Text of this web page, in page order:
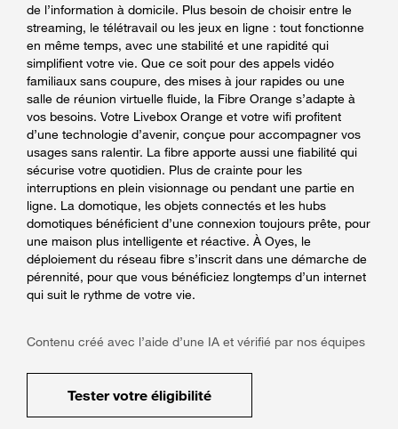
de l’information à domicile. Plus besoin de choisir entre le
streaming, le télétravail ou les jeux en ligne : tout fonctionne
en même temps, avec une stabilité et une rapidité qui
simplifient votre vie. Que ce soit pour des appels vidéo
familiaux sans coupure, des mises à jour rapides ou une
salle de réunion virtuelle fluide, la Fibre Orange s’adapte à
vos besoins. Votre Livebox Orange et votre wifi profitent
d’une technologie d’avenir, conçue pour accompagner vos
usages sans ralentir. La fibre apporte aussi une fiabilité qui
sécurise votre quotidien. Plus de crainte pour les
interruptions en plein visionnage ou pendant une partie en
ligne. La domotique, les objets connectés et les hubs
domotiques bénéficient d’une connexion toujours prête, pour
une maison plus intelligente et réactive. À Oyes, le
déploiement du réseau fibre s’inscrit dans une démarche de
pérennité, pour que vous bénéficiez longtemps d’un internet
qui suit le rythme de votre vie.
Contenu créé avec l’aide d’une IA et vérifié par nos équipes
Tester votre éligibilité